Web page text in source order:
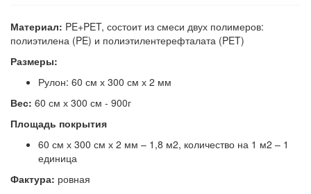
Материал: PE+PET, состоит из смеси двух полимеров:
полиэтилена (PE) и полиэтилентерефталата (PET)
Размеры:
Рулон: 60 см х 300 см х 2 мм
Вес: 60 см х 300 см - 900г
Площадь покрытия
60 см х 300 см х 2 мм – 1,8 м2, количество на 1 м2 – 1
единица
Фактура: ровная